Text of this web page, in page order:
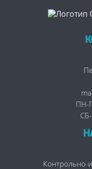
ПН-
Контрольно-